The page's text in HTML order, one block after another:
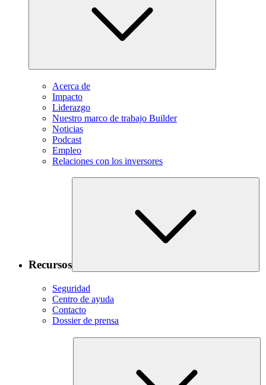
Acerca de
Impacto
Liderazgo
Nuestro marco de trabajo Builder
Noticias
Podcast
Empleo
Relaciones con los inversores
Recursos
Seguridad
Centro de ayuda
Contacto
Dossier de prensa